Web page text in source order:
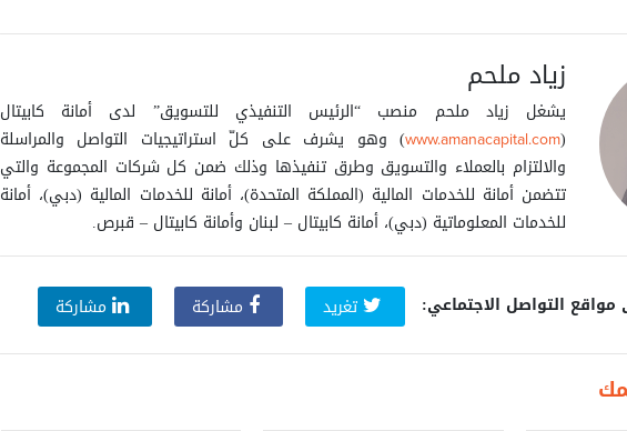
زياد ملحم
يشغل زياد ملحم منصب “الرئيس التنفيذي للتسويق” لدى أمانة كابيتال
(
www.amanacapital.com) وهو يشرف على كلّ استراتيجيات التواصل والمراسلة
والالتزام بالعملاء والتسويق وطرق تنفيذها وذلك ضمن كل شركات المجموعة والتي
تتضمن أمانة للخدمات المالية (المملكة المتحدة)، أمانة للخدمات المالية (دبي)، أمانة
للخدمات المعلوماتية (دبي)، أمانة كابيتال – لبنان وأمانة كابيتال – قبرص.
التواصل الاجتماعي: تغريد مشاركة مشاركة